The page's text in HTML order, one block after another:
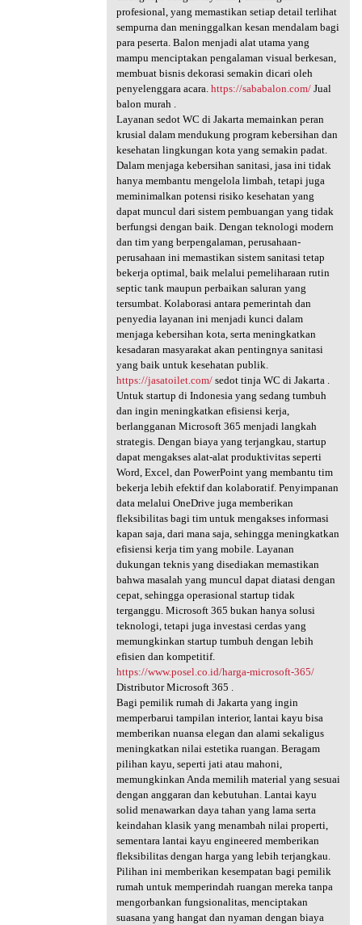
profesional, yang memastikan setiap detail terlihat
sempurna dan meninggalkan kesan mendalam bagi
para peserta. Balon menjadi alat utama yang
mampu menciptakan pengalaman visual berkesan,
membuat bisnis dekorasi semakin dicari oleh
penyelenggara acara. https://sababalon.com/Jual
balon murah .
Layanan sedot WC di Jakarta memainkan peran
krusial dalam mendukung program kebersihan dan
kesehatan lingkungan kota yang semakin padat.
Dalam menjaga kebersihan sanitasi, jasa ini tidak
hanya membantu mengelola limbah, tetapi juga
meminimalkan potensi risiko kesehatan yang
dapat muncul dari sistem pembuangan yang tidak
berfungsi dengan baik. Dengan teknologi modern
dan tim yang berpengalaman, perusahaan-
perusahaan ini memastikan sistem sanitasi tetap
bekerja optimal, baik melalui pemeliharaan rutin
septic tank maupun perbaikan saluran yang
tersumbat. Kolaborasi antara pemerintah dan
penyedia layanan ini menjadi kunci dalam
menjaga kebersihan kota, serta meningkatkan
kesadaran masyarakat akan pentingnya sanitasi
yang baik untuk kesehatan publik.
https://jasatoilet.com/sedot tinja WC di Jakarta .
Untuk startup di Indonesia yang sedang tumbuh
dan ingin meningkatkan efisiensi kerja,
berlangganan Microsoft 365 menjadi langkah
strategis. Dengan biaya yang terjangkau, startup
dapat mengakses alat-alat produktivitas seperti
Word, Excel, dan PowerPoint yang membantu tim
bekerja lebih efektif dan kolaboratif. Penyimpanan
data melalui OneDrive juga memberikan
fleksibilitas bagi tim untuk mengakses informasi
kapan saja, dari mana saja, sehingga meningkatkan
efisiensi kerja tim yang mobile. Layanan
dukungan teknis yang disediakan memastikan
bahwa masalah yang muncul dapat diatasi dengan
cepat, sehingga operasional startup tidak
terganggu. Microsoft 365 bukan hanya solusi
teknologi, tetapi juga investasi cerdas yang
memungkinkan startup tumbuh dengan lebih
efisien dan kompetitif.
https://www.posel.co.id/harga-microsoft-365/
Distributor Microsoft 365 .
Bagi pemilik rumah di Jakarta yang ingin
memperbarui tampilan interior, lantai kayu bisa
memberikan nuansa elegan dan alami sekaligus
meningkatkan nilai estetika ruangan. Beragam
pilihan kayu, seperti jati atau mahoni,
memungkinkan Anda memilih material yang sesuai
dengan anggaran dan kebutuhan. Lantai kayu
solid menawarkan daya tahan yang lama serta
keindahan klasik yang menambah nilai properti,
sementara lantai kayu engineered memberikan
fleksibilitas dengan harga yang lebih terjangkau.
Pilihan ini memberikan kesempatan bagi pemilik
rumah untuk memperindah ruangan mereka tanpa
mengorbankan fungsionalitas, menciptakan
suasana yang hangat dan nyaman dengan biaya